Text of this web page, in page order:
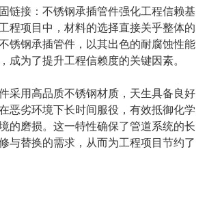
链接：不锈钢承插管件强化工程信赖基
程项目中，材料的选择直接关乎整体的
锈钢承插管件 ，以其出色的耐腐蚀性能
成为了提升工程信赖度的关键因素。
采用高品质不锈钢材质，天生具备良好
恶劣环境下长时间服役，有效抵御化学
的磨损。这一特性确保了管道系统的长
与替换的需求，从而为工程项目节约了